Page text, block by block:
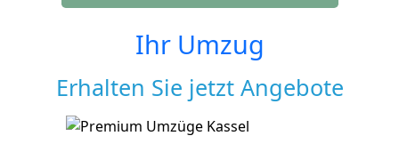
Ihr Umzug
Erhalten Sie jetzt Angebote